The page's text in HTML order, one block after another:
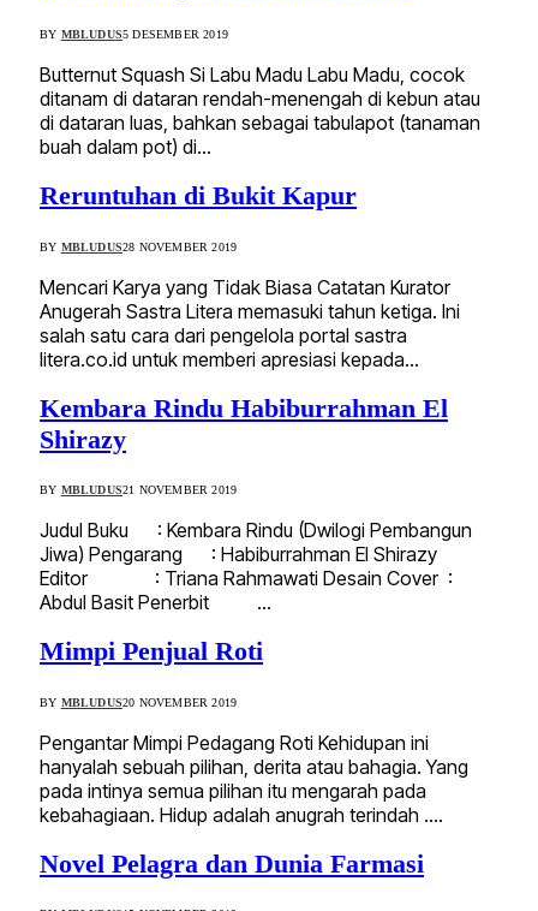
BY MBLUDUS5 DESEMBER 2019
Butternut Squash Si Labu Madu Labu Madu, cocok
ditanam di dataran rendah-menengah di kebun atau
di dataran luas, bahkan sebagai tabulapot (tanaman
buah dalam pot) di…
Reruntuhan di Bukit Kapur
BY MBLUDUS28 NOVEMBER 2019
Mencari Karya yang Tidak Biasa Catatan Kurator
Anugerah Sastra Litera memasuki tahun ketiga. Ini
salah satu cara dari pengelola portal sastra
litera.co.id untuk memberi apresiasi kepada…
Kembara Rindu Habiburrahman El
Shirazy
BY MBLUDUS21 NOVEMBER 2019
Judul Buku : Kembara Rindu (Dwilogi Pembangun
Jiwa) Pengarang : Habiburrahman El Shirazy
Editor : Triana Rahmawati Desain Cover :
Abdul Basit Penerbit …
Mimpi Penjual Roti
BY MBLUDUS20 NOVEMBER 2019
Pengantar Mimpi Pedagang Roti Kehidupan ini
hanyalah sebuah pilihan, derita atau bahagia. Yang
pada intinya semua pilihan itu mengarah pada
kebahagiaan. Hidup adalah anugrah terindah .…
Novel Pelagra dan Dunia Farmasi